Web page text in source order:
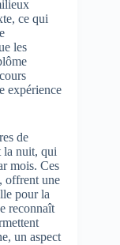
ce qui
les
expérience
de
la nuit, qui
mois. Ces
offrent une
pour la
reconnaît
un aspect